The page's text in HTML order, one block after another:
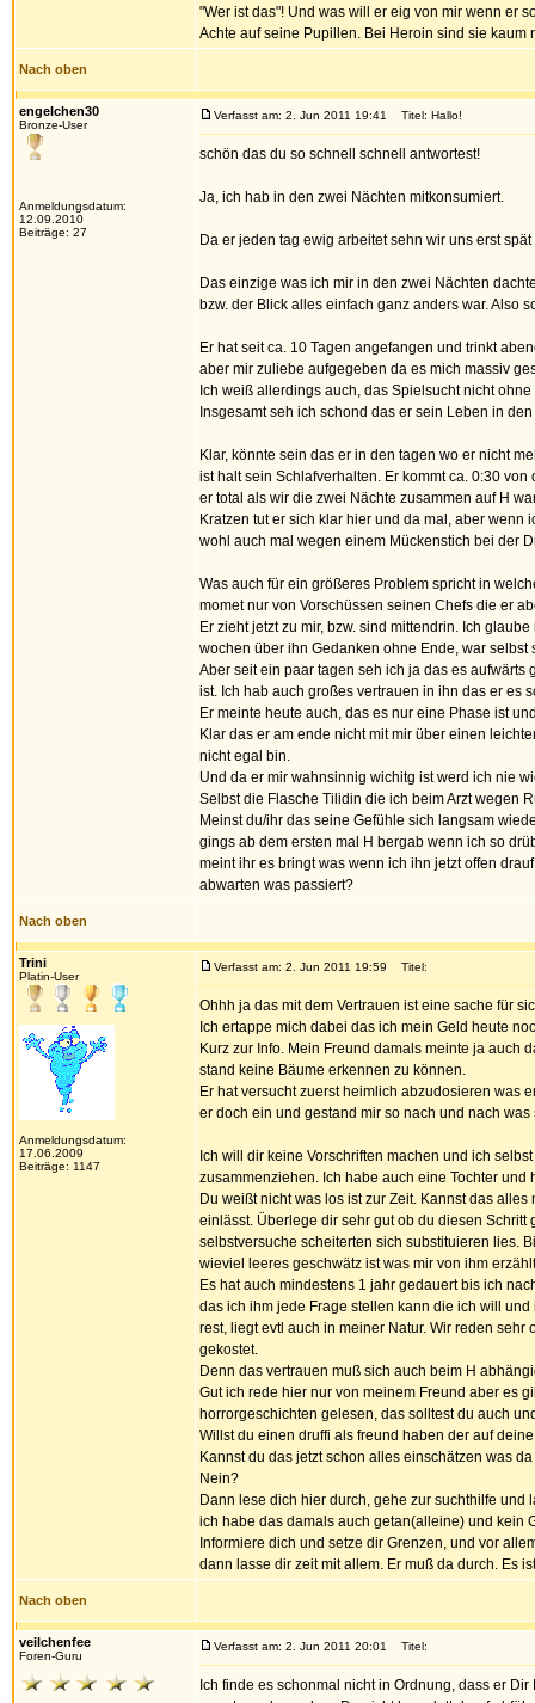
"Wer ist das"! Und was will er eig von mir wenn er
Achte auf seine Pupillen. Bei Heroin sind sie kaum
Nach oben
engelchen30
Bronze-User
Anmeldungsdatum:
12.09.2010
Beiträge: 27
Verfasst am: 2. Jun 2011 19:41 Titel: Hallo!
schön das du so schnell schnell antwortest!
Ja, ich hab in den zwei Nächten mitkonsumiert.
Da er jeden tag ewig arbeitet sehn wir uns erst
Das einzige was ich mir in den zwei Nächten
bzw. der Blick alles einfach ganz anders war. Also
Er hat seit ca. 10 Tagen angefangen und trinkt
aber mir zuliebe aufgegeben da es mich massiv
Ich weiß allerdings auch, das Spielsucht nicht
Insgesamt seh ich schond das er sein Leben in
Klar, könnte sein das er in den tagen wo er nicht
ist halt sein Schlafverhalten. Er kommt ca. 0:30
er total als wir die zwei Nächte zusammen auf H
Kratzen tut er sich klar hier und da mal, aber
wohl auch mal wegen einem Mückenstich bei der
Was auch für ein größeres Problem spricht in
momet nur von Vorschüssen seinen Chefs die er
Er zieht jetzt zu mir, bzw. sind mittendrin. Ich
wochen über ihn Gedanken ohne Ende, war
Aber seit ein paar tagen seh ich ja das es
ist. Ich hab auch großes vertrauen in ihn das er es
Er meinte heute auch, das es nur eine Phase ist
Klar das er am ende nicht mit mir über einen
nicht egal bin.
Und da er mir wahnsinnig wichitg ist werd ich nie
Selbst die Flasche Tilidin die ich beim Arzt wegen
Meinst du/ihr das seine Gefühle sich langsam
gings ab dem ersten mal H bergab wenn ich so
meint ihr es bringt was wenn ich ihn jetzt offen
abwarten was passiert?
Nach oben
Trini
Platin-User
Anmeldungsdatum:
17.06.2009
Beiträge: 1147
Verfasst am: 2. Jun 2011 19:59 Titel:
Ohhh ja das mit dem Vertrauen ist eine sache für
Ich ertappe mich dabei das ich mein Geld heute
Kurz zur Info. Mein Freund damals meinte ja auch
stand keine Bäume erkennen zu können.
Er hat versucht zuerst heimlich abzudosieren was
er doch ein und gestand mir so nach und nach was
Ich will dir keine Vorschriften machen und ich
zusammenziehen. Ich habe auch eine Tochter und
Du weißt nicht was los ist zur Zeit. Kannst das
einlässt. Überlege dir sehr gut ob du diesen
selbstversuche scheiterten sich substituieren lies.
wieviel leeres geschwätz ist was mir von ihm
Es hat auch mindestens 1 jahr gedauert bis ich
das ich ihm jede Frage stellen kann die ich will
rest, liegt evtl auch in meiner Natur. Wir reden
gekostet.
Denn das vertrauen muß sich auch beim H
Gut ich rede hier nur von meinem Freund aber es
horrorgeschichten gelesen, das solltest du auch
Willst du einen druffi als freund haben der auf
Kannst du das jetzt schon alles einschätzen was
Nein?
Dann lese dich hier durch, gehe zur suchthilfe
ich habe das damals auch getan(alleine) und kein
Informiere dich und setze dir Grenzen, und vor
dann lasse dir zeit mit allem. Er muß da durch. Es
Nach oben
veilchenfee
Foren-Guru
Verfasst am: 2. Jun 2011 20:01 Titel:
Ich finde es schonmal nicht in Ordnung, dass er